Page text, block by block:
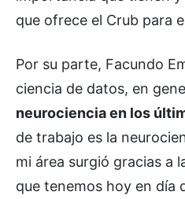
que ofrece el Crub para
Por su parte, Facundo
ciencia de datos, en
neurociencia en los
de trabajo es la
mi área surgió gracias a
que tenemos hoy en día